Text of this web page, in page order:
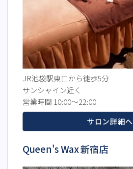
JR池袋駅東口から徒歩5分
サンシャイン近く
営業時間 10:00～22:00
サロン詳細へ
Queen's Wax 新宿店